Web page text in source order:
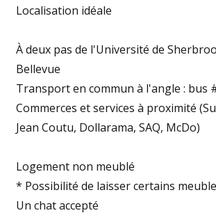
Localisation idéale
À deux pas de l'Université de
Bellevue
Transport en commun à l'angle : bus
Commerces et services à proximité
Jean Coutu, Dollarama, SAQ, McDo)
Logement non meublé
* Possibilité de laisser certains
Un chat accepté